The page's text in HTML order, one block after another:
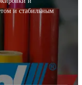
и стабильным